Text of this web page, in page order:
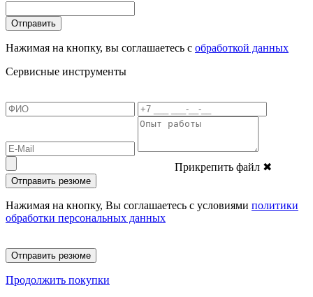
Отправить
Нажимая на кнопку, вы соглашаетесь с обработкой данных
Сервисные инструменты
Прикрепить файл ✖
Отправить резюме
Нажимая на кнопку, Вы соглашаетесь с условиями политики
обработки персональных данных
Отправить резюме
Продолжить покупки